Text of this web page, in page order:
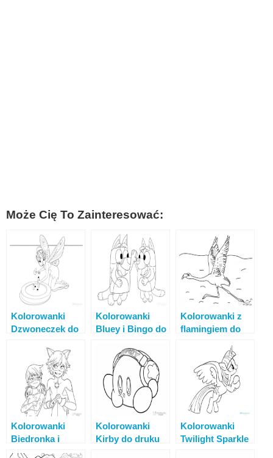
Może Cię To Zainteresować:
Kolorowanki
Dzwoneczek do
Kolorowanki
Bluey i Bingo do
Kolorowanki z
flamingiem do
Kolorowanki
Biedronka i
Czarny Kot do
Kolorowanki
Kirby do druku
Kolorowanki
Twilight Sparkle